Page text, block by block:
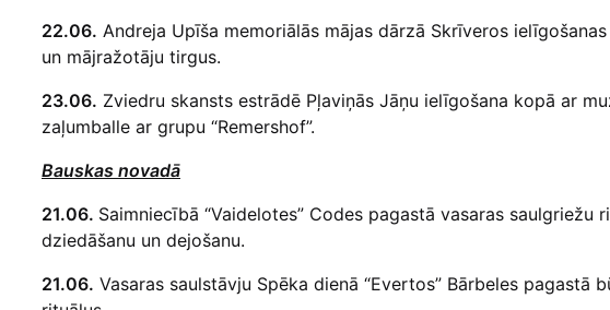
22.06. Andreja Upīša memoriālās mājas dārzā Skrīveros
un mājražotāju tirgus.
23.06. Zviedru skansts estrādē Pļaviņās Jāņu ielīgošana kopā ar
zaļumballe ar grupu “Remershof”.
Bauskas novadā
21.06. Saimniecībā “Vaidelotes” Codes pagastā vasaras
dziedāšanu un dejošanu.
21.06. Vasaras saulstāvju Spēka dienā “Evertos” Bārbeles